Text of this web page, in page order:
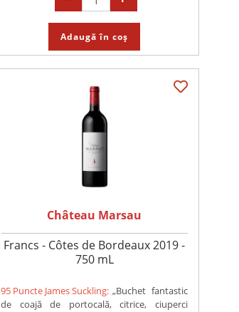
Adaugă în coș
Château Marsau
Francs - Côtes de Bordeaux 2019 -
750 mL
95 Puncte James Suckling: „Buchet fantastic
de coajă de portocală, citrice, ciuperci